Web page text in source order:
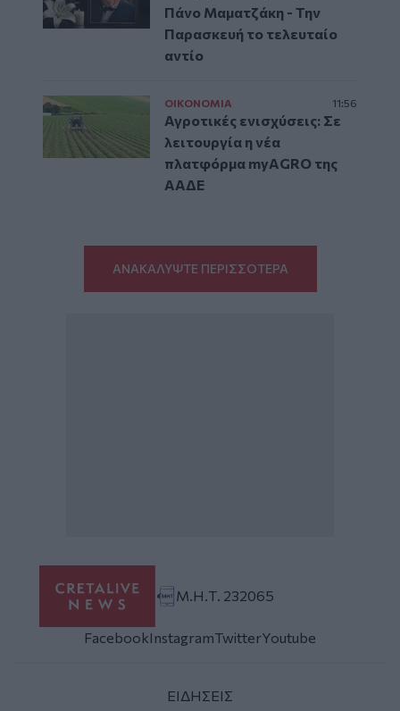
Πάνο Μαματζάκη - Την
Παρασκευή το τελευταίο
αντίο
ΟΙΚΟΝΟΜΙΑ 11:56
Αγροτικές ενισχύσεις: Σε
λειτουργία η νέα
πλατφόρμα myAGRO της
ΑΑΔΕ
ΑΝΑΚΑΛΥΨΤΕ ΠΕΡΙΣΣΟΤΕΡΑ
Μ.Η.Τ. 232065
FacebookInstagramTwitterYoutube
ΕΙΔΗΣΕΙΣ